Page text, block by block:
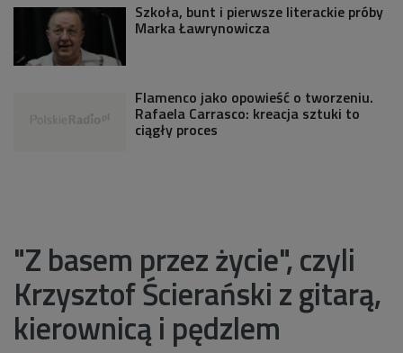
Szkoła, bunt i pierwsze literackie próby
Marka Ławrynowicza
Flamenco jako opowieść o tworzeniu.
Rafaela Carrasco: kreacja sztuki to
ciągły proces
"Z basem przez życie", czyli
Krzysztof Ścierański z gitarą,
kierownicą i pędzlem